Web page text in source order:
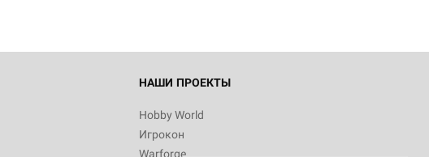
НАШИ ПРОЕКТЫ
Hobby World
Игрокон
Warforge